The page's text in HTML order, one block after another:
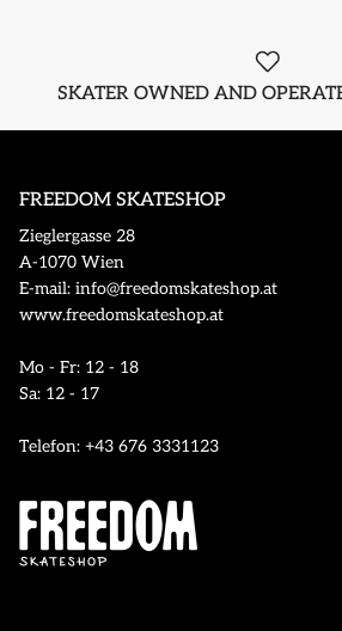
SKATER OWNED AND
FREEDOM SKATESHOP
Zieglergasse 28
A-1070 Wien
E-mail: info@freedomskateshop.at
www.freedomskateshop.at
Mo - Fr: 12 - 18
Sa: 12 - 17
Telefon: +43 676 3331123